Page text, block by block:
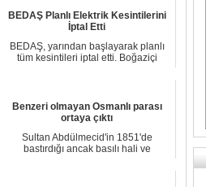
BEDAŞ Planlı Elektrik Kesintilerini
İptal Etti
BEDAŞ, yarından başlayarak planlı
tüm kesintileri iptal etti. Boğaziçi
Benzeri olmayan Osmanlı parası
ortaya çıktı
Sultan Abdülmecid'in 1851'de
bastırdığı ancak basılı hali ve